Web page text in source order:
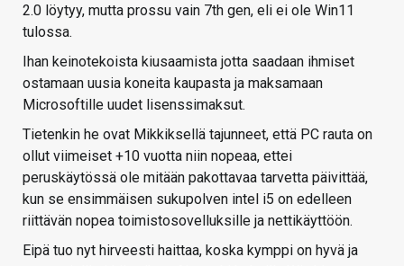
2.0 löytyy, mutta prossu vain 7th gen, eli ei ole Win11
tulossa.
Ihan keinotekoista kiusaamista jotta saadaan ihmiset
ostamaan uusia koneita kaupasta ja maksamaan
Microsoftille uudet lisenssimaksut.
Tietenkin he ovat Mikkiksellä tajunneet, että PC rauta on
ollut viimeiset +10 vuotta niin nopeaa, ettei
peruskäytössä ole mitään pakottavaa tarvetta päivittää,
kun se ensimmäisen sukupolven intel i5 on edelleen
riittävän nopea toimistosovelluksille ja nettikäyttöön.
Eipä tuo nyt hirveesti haittaa, koska kymppi on hyvä ja